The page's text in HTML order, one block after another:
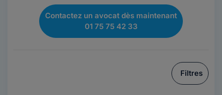
Contactez un avocat dès maintenant
01 75 75 42 33
Filtres